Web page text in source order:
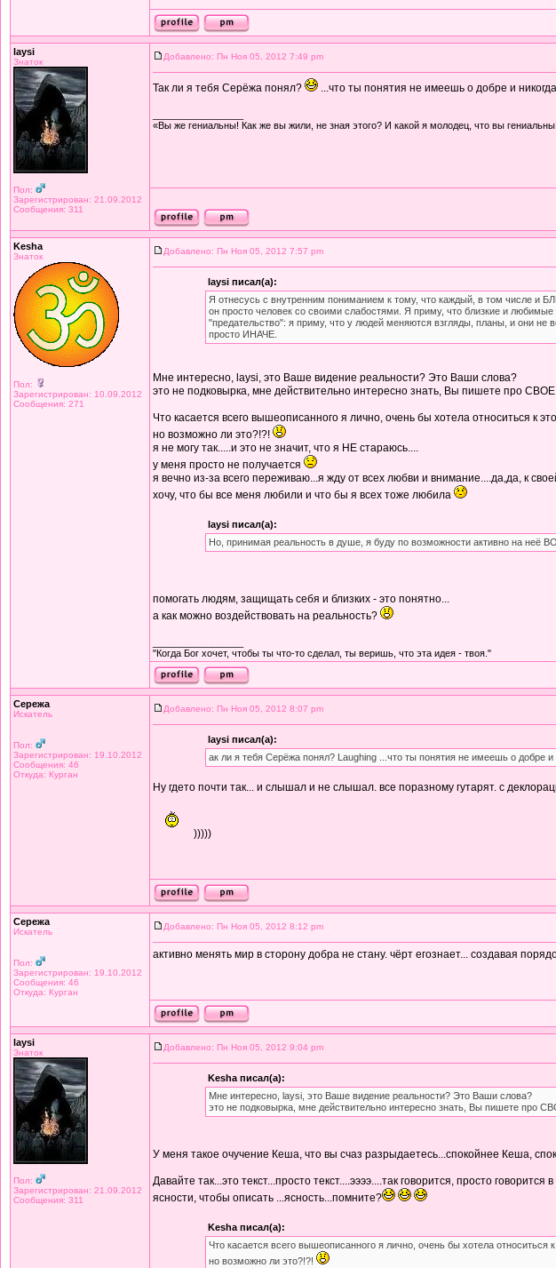
laysi
Знаток
Пол:
Зарегистрирован: 21.09.2012
Сообщения: 311
Добавлено: Пн Ноя 05, 2012 7:49 pm
Так ли я тебя Серёжа понял? ...что ты понятия не имеешь о добре и
«Вы же гениальны! Как же вы жили, не зная этого? И какой я молодец, что вы
Kesha
Знаток
Пол:
Зарегистрирован: 10.09.2012
Сообщения: 271
Добавлено: Пн Ноя 05, 2012 7:57 pm
laysi писал(а):
Я отнесусь с внутренним пониманием к тому, что каждый, в том числе и
он просто человек со своими слабостями. Я приму, что близкие и
"предательство": я приму, что у людей меняются взгляды, планы, и они
просто ИНАЧЕ.
Мне интересно, laysi, это Ваше видение реальности? Это Ваши слова?
это не подковырка, мне действительно интересно знать, Вы пишете про
Что касается всего вышеописанного я лично, очень бы хотела относиться к
но возможно ли это?!?!
я не могу так.....и это не значит, что я НЕ стараюсь....
у меня просто не получается
я вечно из-за всего переживаю...я жду от всех любви и внимание....да,да, к
хочу, что бы все меня любили и что бы я всех тоже любила
laysi писал(а):
Но, принимая реальность в душе, я буду по возможности активно на
помогать людям, защищать себя и близких - это понятно...
а как можно воздействовать на реальность?
"Когда Бог хочет, чтобы ты что-то сделал, ты веpишь, что эта идея - твоя."
Сережа
Искатель
Пол:
Зарегистрирован: 19.10.2012
Сообщения: 46
Откуда: Курган
Добавлено: Пн Ноя 05, 2012 8:07 pm
laysi писал(а):
ак ли я тебя Серёжа понял? Laughing ...что ты понятия не имеешь о добре
Ну гдето почти так... и слышал и не слышал. все поразному гутарят. с
)))))
Сережа
Искатель
Пол:
Зарегистрирован: 19.10.2012
Сообщения: 46
Откуда: Курган
Добавлено: Пн Ноя 05, 2012 8:12 pm
активно менять мир в сторону добра не стану. чёрт егознает... создавая
laysi
Знаток
Пол:
Зарегистрирован: 21.09.2012
Сообщения: 311
Добавлено: Пн Ноя 05, 2012 9:04 pm
Kesha писал(а):
Мне интересно, laysi, это Ваше видение реальности? Это Ваши слова?
это не подковырка, мне действительно интересно знать, Вы пишете про
У меня такое очучение Кеша, что вы счаз разрыдаетесь...спокойнее Кеша,
Давайте так...это текст...просто текст....ээээ....так говорится, просто
ясности, чтобы описать ...ясность...помните?
Kesha писал(а):
Что касается всего вышеописанного я лично, очень бы хотела относиться
но возможно ли это?!?!